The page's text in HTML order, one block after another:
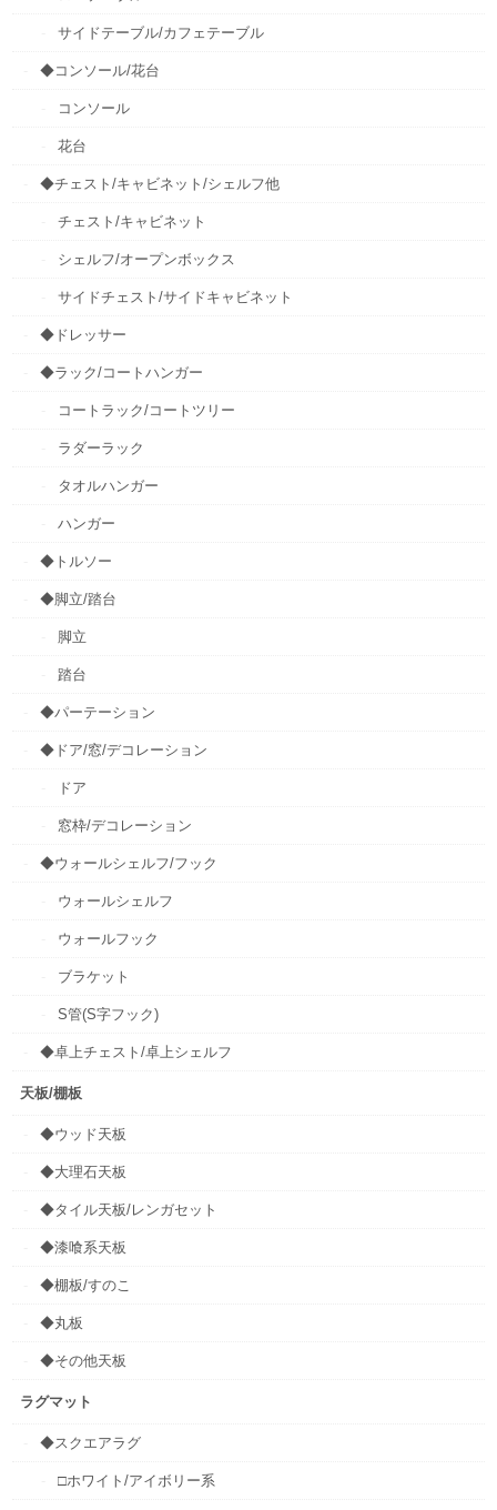
サイドテーブル/カフェテーブル
◆コンソール/花台
コンソール
花台
◆チェスト/キャビネット/シェルフ他
チェスト/キャビネット
シェルフ/オープンボックス
サイドチェスト/サイドキャビネット
◆ドレッサー
◆ラック/コートハンガー
コートラック/コートツリー
ラダーラック
タオルハンガー
ハンガー
◆トルソー
◆脚立/踏台
脚立
踏台
◆パーテーション
◆ドア/窓/デコレーション
ドア
窓枠/デコレーション
◆ウォールシェルフ/フック
ウォールシェルフ
ウォールフック
ブラケット
S管(S字フック)
◆卓上チェスト/卓上シェルフ
天板/棚板
◆ウッド天板
◆大理石天板
◆タイル天板/レンガセット
◆漆喰系天板
◆棚板/すのこ
◆丸板
◆その他天板
ラグマット
◆スクエアラグ
□ホワイト/アイボリー系